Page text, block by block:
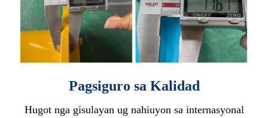
Pagsiguro sa Kalidad
Hugot nga gisulayan ug nahiuyon sa internasyonal